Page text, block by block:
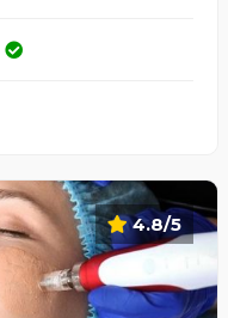
4.8/5